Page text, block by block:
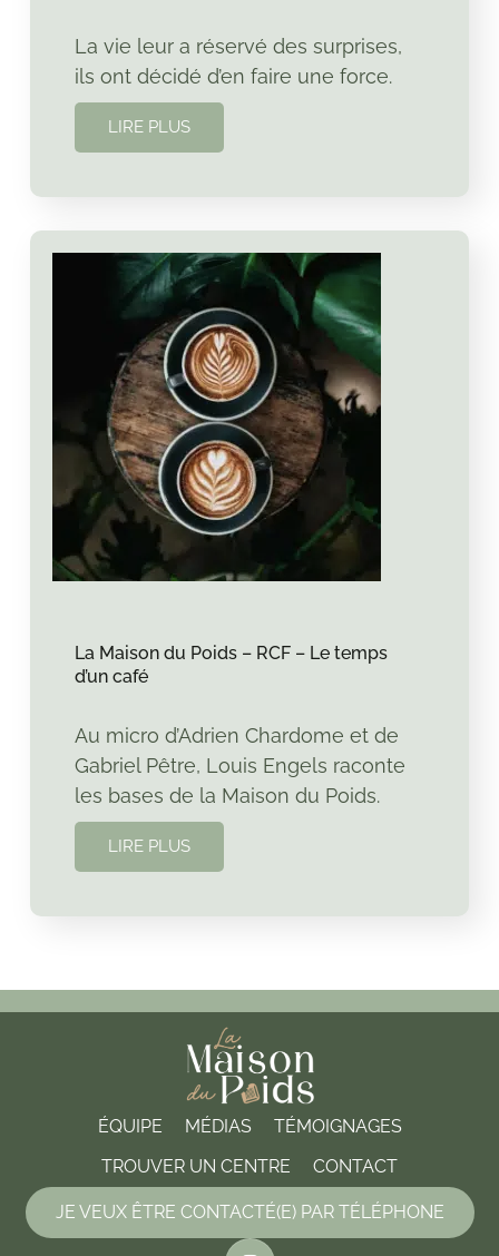
La vie leur a réservé des surprises,
ils ont décidé d’en faire une force.
LIRE PLUS
La Maison du Poids – RCF – Le temps
d’un café
Au micro d’Adrien Chardome et de
Gabriel Pêtre, Louis Engels raconte
les bases de la Maison du Poids.
LIRE PLUS
ÉQUIPE MÉDIAS
TÉMOIGNAGES
TROUVER UN CENTRE
CONTACT
JE VEUX ÊTRE CONTACTÉ(E) PAR TÉLÉPHONE